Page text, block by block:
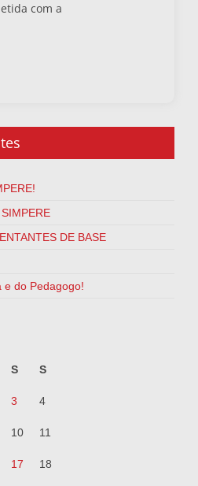
com a
DE BASE
e do Pedagogo!
S S
3 4
10 11
17 18